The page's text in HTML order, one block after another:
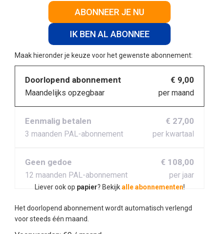
ABONNEER JE NU
IK BEN AL ABONNEE
Maak hieronder je keuze voor het gewenste abonnement:
Doorlopend abonnement
Maandelijks opzegbaar
€ 9,00
per maand
Eenmalig betalen
3 maanden PAL-abonnement
€ 27,00
per kwartaal
Geen gedoe
12 maanden PAL-abonnement
€ 108,00
per jaar
Liever ook op papier? Bekijkalle abonnementen!
Het doorlopend abonnement wordt automatisch verlengd
voor steeds één maand.